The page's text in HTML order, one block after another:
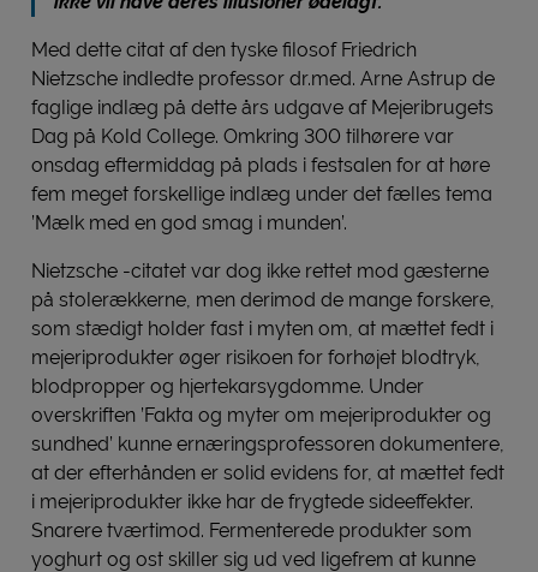
Med dette citat af den tyske filosof Friedrich
Nietzsche indledte professor dr.med. Arne Astrup de
faglige indlæg på dette års udgave af Mejeribrugets
Dag på Kold College. Omkring 300 tilhørere var
onsdag eftermiddag på plads i festsalen for at høre
fem meget forskellige indlæg under det fælles tema
’Mælk med en god smag i munden’.
Nietzsche -citatet var dog ikke rettet mod gæsterne
på stolerækkerne, men derimod de mange forskere,
som stædigt holder fast i myten om, at mættet fedt i
mejeriprodukter øger risikoen for forhøjet blodtryk,
blodpropper og hjertekarsygdomme. Under
overskriften ’Fakta og myter om mejeriprodukter og
sundhed’ kunne ernæringsprofessoren dokumentere,
at der efterhånden er solid evidens for, at mættet fedt
i mejeriprodukter ikke har de frygtede sideeffekter.
Snarere tværtimod. Fermenterede produkter som
yoghurt og ost skiller sig ud ved ligefrem at kunne